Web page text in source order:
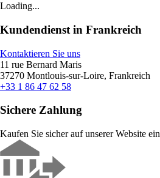
Loading...
Kundendienst in Frankreich
Kontaktieren Sie uns
11 rue Bernard Maris
37270 Montlouis-sur-Loire, Frankreich
+33 1 86 47 62 58
Sichere Zahlung
Kaufen Sie sicher auf unserer Website ein